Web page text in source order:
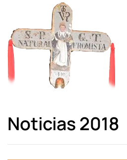
Skip to main content
Noticias 2018